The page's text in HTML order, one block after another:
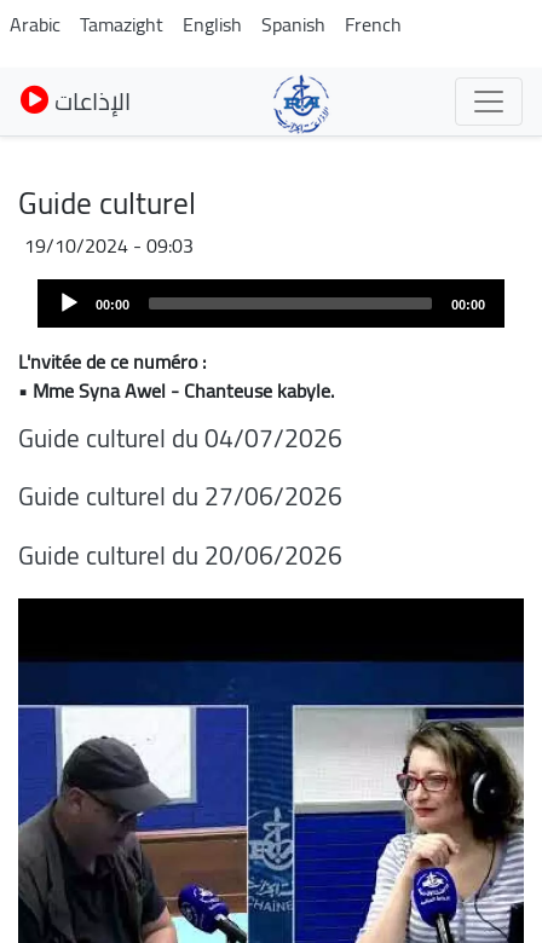
Skip
to
main
content
Arabic Tamazight English Spanish French
الإذاعات
Guide culturel
19/10/2024 - 09:03
Audio
Player 00:00 00:00
L'nvitée de ce numéro :
• Mme Syna Awel - Chanteuse kabyle.
Guide culturel du 04/07/2026
Guide culturel du 27/06/2026
Guide culturel du 20/06/2026